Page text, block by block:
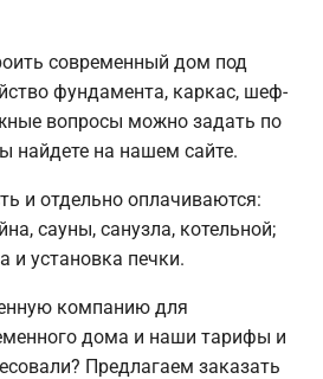
современный дом под
фундамента, каркас, шеф-
вопросы можно задать по
найдете на нашем сайте.
и отдельно оплачиваются:
сауны, санузла, котельной;
и установка печки.
компанию для
дома и наши тарифы и
Предлагаем заказать